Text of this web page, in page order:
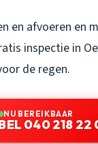
en afvoeren en
inspectie in
de regen.
NU BEREIKBAAR
040 218 22